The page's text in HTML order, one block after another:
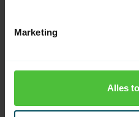
Marketing
Alles
HÖRMANN
Op voorraad
Hörmann